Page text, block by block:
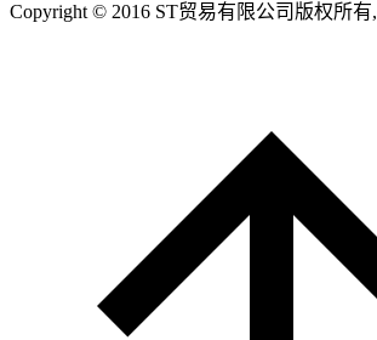
Copyright © 2016 ST贸易有限公司版权所有,